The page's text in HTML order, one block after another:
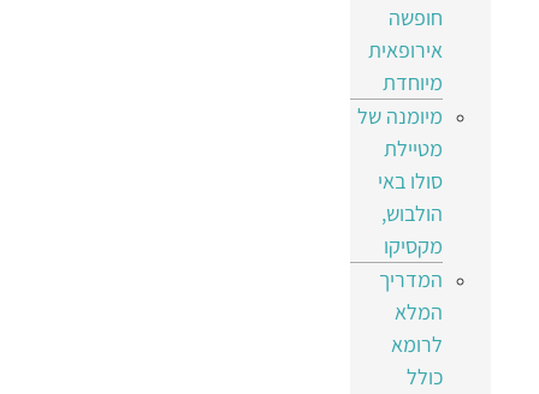
חופשה
אירופאית
מיוחדת
מיומנה של
מטיילת
סולו באי
הולבוש,
מקסיקו
המדריך
המלא
לרומא
כולל